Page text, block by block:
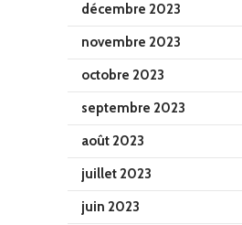
décembre 2023
novembre 2023
octobre 2023
septembre 2023
août 2023
juillet 2023
juin 2023